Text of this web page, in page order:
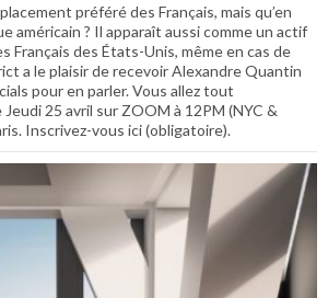
préféré des Français, mais qu’en
américain ? Il apparaît aussi comme un actif
Français des États-Unis, même en cas de
a le plaisir de recevoir Alexandre Quantin
pour en parler. Vous allez tout
25 avril sur ZOOM à 12PM (NYC &
Inscrivez-vous ici (obligatoire).